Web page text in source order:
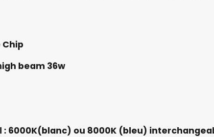
Chip
beam 36w
6000K(blanc) ou 8000K (bleu)